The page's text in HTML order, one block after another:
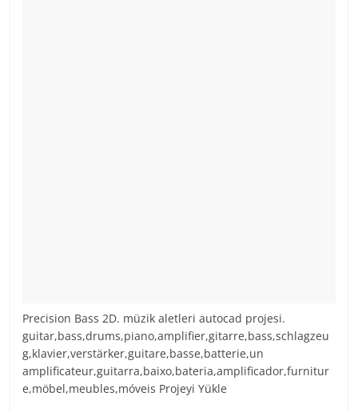
Precision Bass 2D. müzik aletleri autocad projesi.
guitar,bass,drums,piano,amplifier,gitarre,bass,schlagzeu
g,klavier,verstärker,guitare,basse,batterie,un
amplificateur,guitarra,baixo,bateria,amplificador,furnitur
e,möbel,meubles,móveis Projeyi Yükle